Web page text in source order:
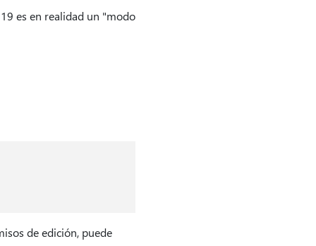
es en realidad un "modo
de edición, puede